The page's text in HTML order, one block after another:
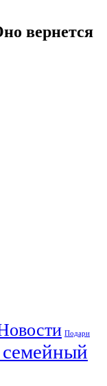
вернется
Подари